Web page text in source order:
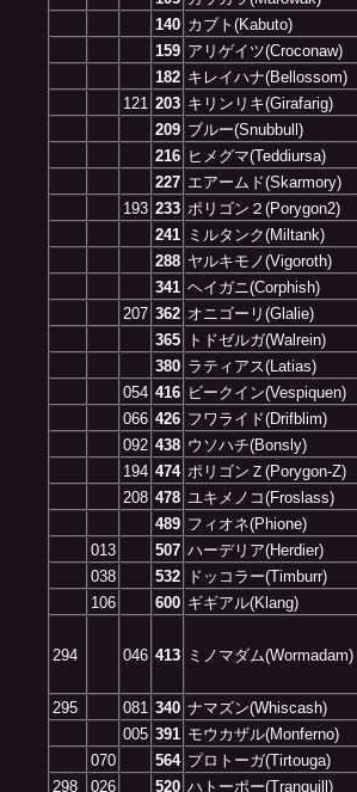
140 カブト(Kabuto)
159 アリゲイツ(Croconaw)
182 キレイハナ(Bellossom)
121 203 キリンリキ(Girafarig)
209 ブルー(Snubbull)
216 ヒメグマ(Teddiursa)
227 エアームド(Skarmory)
193 233 ポリゴン２(Porygon2)
241
ミルタンク(Miltank)
288 ヤルキモノ(Vigoroth)
341 ヘイガニ(Corphish)
207 362 オニゴーリ(Glalie)
365
トドゼルガ(Walrein)
380 ラティアス(Latias)
054 416 ビークイン(Vespiquen)
066 426 フワライド(Drifblim)
092 438 ウソハチ(Bonsly)
194 474 ポリゴンＺ(Porygon-Z)
208 478 ユキメノコ(Froslass)
489 フィオネ(Phione)
013
507 ハーデリア(Herdier)
038
532
ドッコラー(Timburr)
106
600 ギギアル(Klang)
294 046 413 ミノマダム(Wormadam)
295 081 340 ナマズン(Whiscash)
005 391 モウカザル(Monferno)
070
564 プロトーガ(Tirtouga)
298
026 520 ハトーポー(Tranquill)